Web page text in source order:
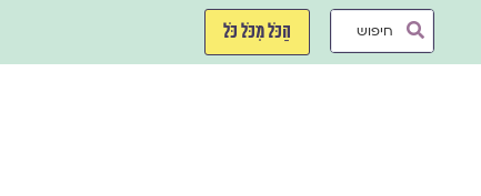
Search
הַכֹּל מִכֹּל כֹּל